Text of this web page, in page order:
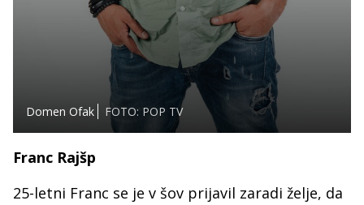
Domen Ofak FOTO: POP TV
Franc Rajšp
25-letni Franc se je v šov prijavil zaradi želje, da